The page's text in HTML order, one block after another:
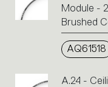
Module -
Brushed
AQ61518
A.24 -